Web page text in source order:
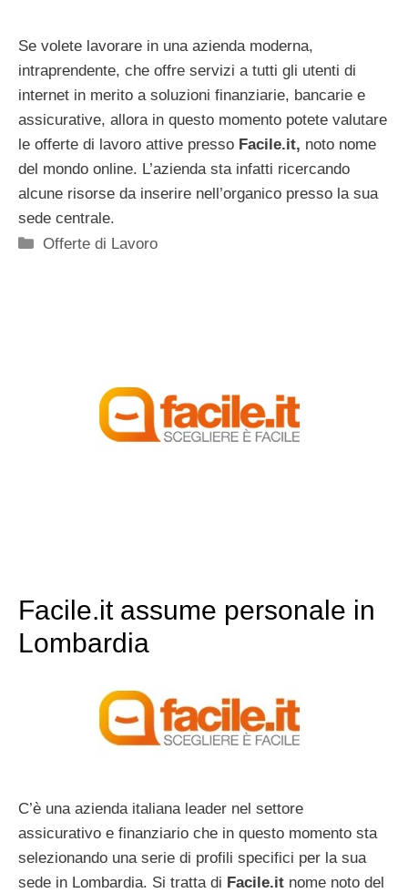
Se volete lavorare in una azienda moderna,
intraprendente, che offre servizi a tutti gli utenti di
internet in merito a soluzioni finanziarie, bancarie e
assicurative, allora in questo momento potete valutare
le offerte di lavoro attive presso Facile.it, noto nome
del mondo online. L’azienda sta infatti ricercando
alcune risorse da inserire nell’organico presso la sua
sede centrale.
Categorie
Offerte di Lavoro
Facile.it assume personale in
Lombardia
C’è una azienda italiana leader nel settore
assicurativo e finanziario che in questo momento sta
selezionando una serie di profili specifici per la sua
sede in Lombardia. Si tratta di Facile.it nome noto del